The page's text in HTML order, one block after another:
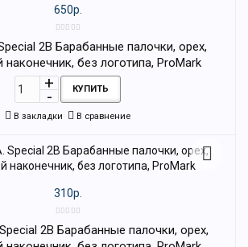
650р.
2B Барабанные палочки, орех,
без логотипа, ProMark
КУПИТЬ
В закладки В сравнение
310р.
2B Барабанные палочки, орех,